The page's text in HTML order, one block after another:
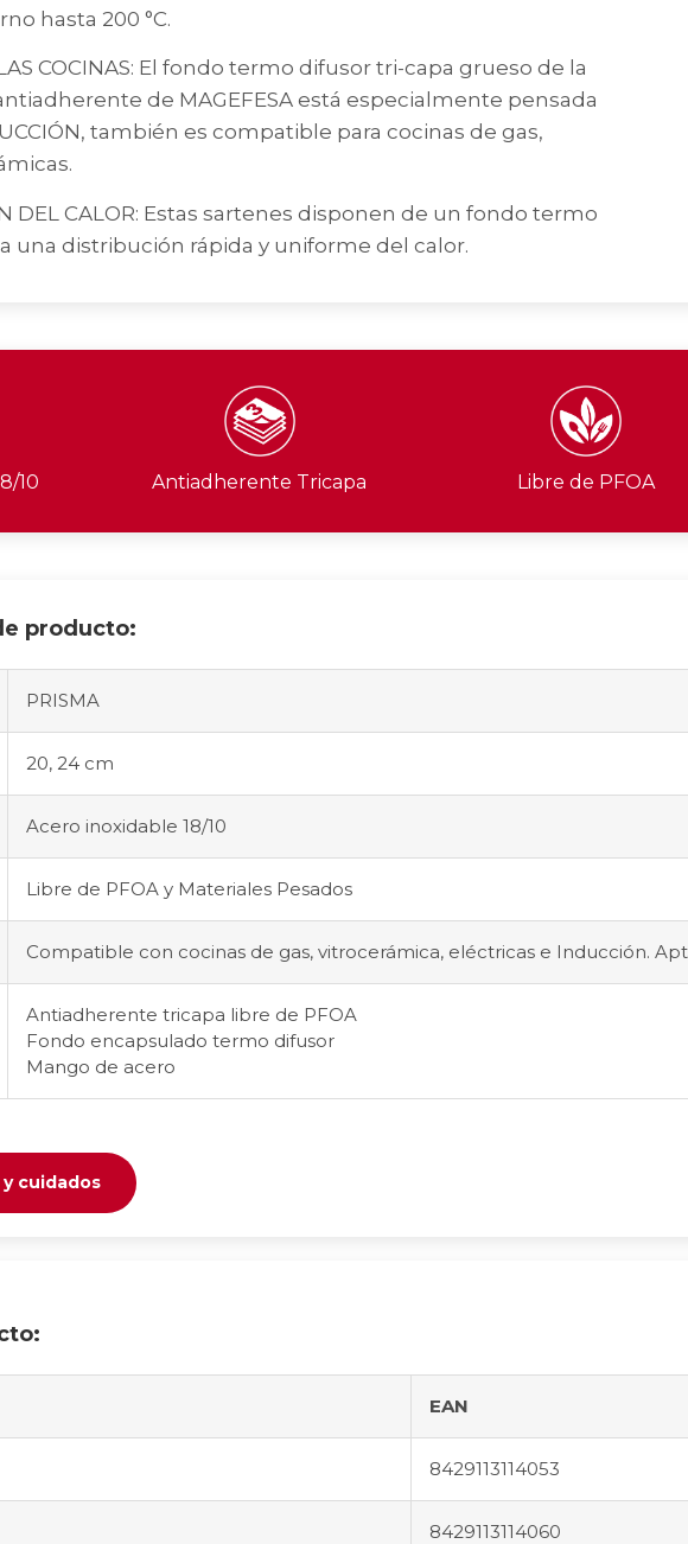
hasta 200 °C.
COCINAS: El fondo termo difusor tri-capa grueso de la
de MAGEFESA está especialmente pensada
también es compatible para cocinas de gas,
DEL CALOR: Estas sartenes disponen de un fondo termo
una distribución rápida y uniforme del calor.
10 Antiadherente Tricapa Libre de PFOA
producto:
PRISMA
20, 24 cm
Acero inoxidable 18/10
Libre de PFOA y Materiales Pesados
Compatible con cocinas de gas, vitrocerámica, eléctricas e Inducción.
Antiadherente tricapa libre de PFOA
Fondo encapsulado termo difusor
Mango de acero
cuidados
EAN
8429113114053
8429113114060